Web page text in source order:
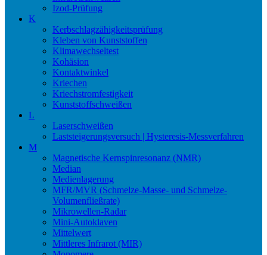
Izod-Prüfung
K
Kerbschlagzähigkeitsprüfung
Kleben von Kunststoffen
Klimawechseltest
Kohäsion
Kontaktwinkel
Kriechen
Kriechstromfestigkeit
Kunststoffschweißen
L
Laserschweißen
Laststeigerungsversuch | Hysteresis-Messverfahren
M
Magnetische Kernspinresonanz (NMR)
Median
Medienlagerung
MFR/MVR (Schmelze-Masse- und Schmelze-
Volumenfließrate)
Mikrowellen-Radar
Mini-Autoklaven
Mittelwert
Mittleres Infrarot (MIR)